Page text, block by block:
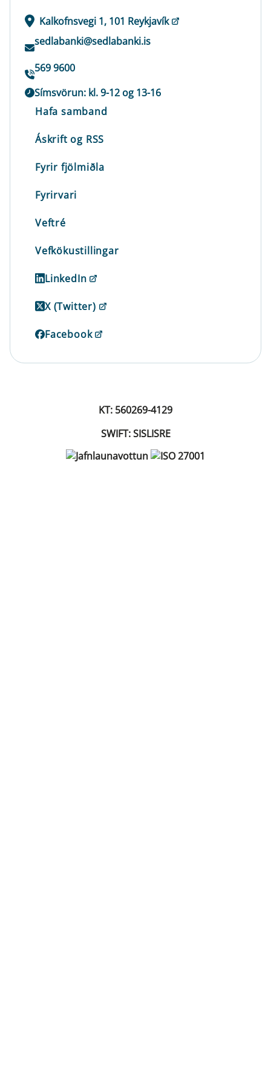
Kalkofnsvegi 1, 101 Reykjavík
sedlabanki@sedlabanki.is
569 9600
Símsvörun: kl. 9-12 og 13-16
Hafa samband
Áskrift og RSS
Fyrir fjölmiðla
Fyrirvari
Veftré
Vefkökustillingar
LinkedIn
X (Twitter)
Facebook
KT: 560269-4129
SWIFT: SISLISRE